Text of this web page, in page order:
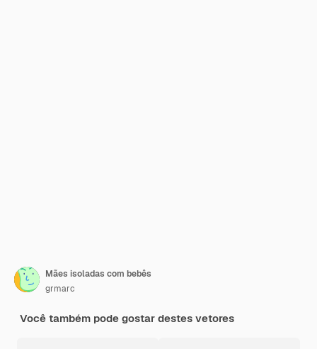
Mães isoladas com bebês
grmarc
Você também pode gostar destes vetores